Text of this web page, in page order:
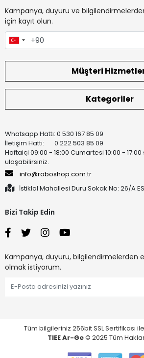
Kampanya, duyuru ve
için kayıt olun.
Müşteri
Kategoriler
Whatsapp Hattı: 0 530 167 85 09
İletişim Hattı: 0 222 503 85 09
Haftaiçi 09:00 - 18:00 Cumartesi 10:00 -
ulaşabilirsiniz.
info@roboshop.com.tr
İstiklal Mahallesi Duru Sokak No: 26/A
Bizi Takip Edin
Kampanya, duyuru, bilgilendirmelerden
olmak istiyorum.
Tüm bilgileriniz 256bit SSL Sertifikası
TIEE Ar-Ge© 2025 Tüm